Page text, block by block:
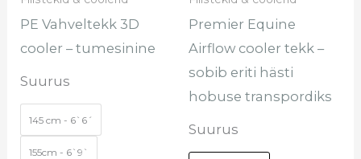
PE Vahveltekk 3D
cooler – tumesinine
Suurus
145 cm - 6`6´
155cm - 6`9`
tootelehel.
Premier Equine
Airflow cooler tekk –
sobib eriti hästi
hobuse transpordiks
Suurus